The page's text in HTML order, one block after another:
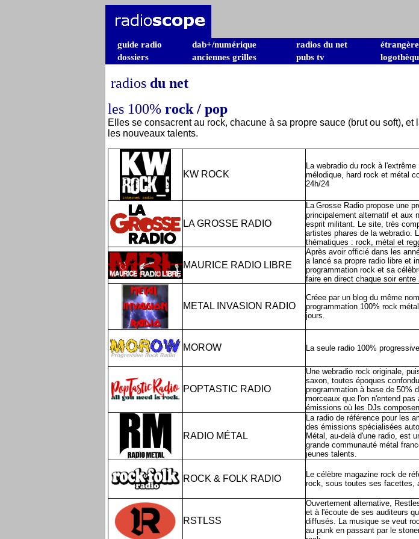
guide radio dab+/numérique radios du net
dossiers
anciennes grilles pubs tv
radios du net
les 100% rock / pop
Elles se consacrent au rock, chacune à sa propre sauce (brut ou soft),
les nouveaux talents.
KW ROCK
La webradio du rock à
mélodique, hard rock et métal
24h/24
LA GROSSE RADIO
La Grosse Radio propose une
principalement alternatif et aux
esprit militant. Le site, très
artistes phares de la webradio.
thématiques : rock, métal et
MAURICE RADIO LIBRE
Après avoir officié dans les
a lancé sa propre radio libre et
programmation rock et sa
faire en direct chaque soir entre
METAL INVASION RADIO
Créee par un blog du même
programmation 100% rock
jours.
MOROW La seule radio 100%
POPTASTIC RADIO
Une webradio rock originale,
saxon, toutes époques
programmation à base de 50%
morceaux que l'on n'entend
émissions où les DJs
RADIO MÉTAL
La radio de référence pour les
des émissions spécialisées
Métal, au-delà d'une radio, est
grande communauté métal
jeunes talents.
ROCK & FOLK RADIO
Le célèbre magazine rock de
rock, sous toutes ses facettes,
RSTLSS
Ouvertement alternative,
et à l'écoute de ses auditeurs
diffusés. La musique se veut
au punk en passant par le